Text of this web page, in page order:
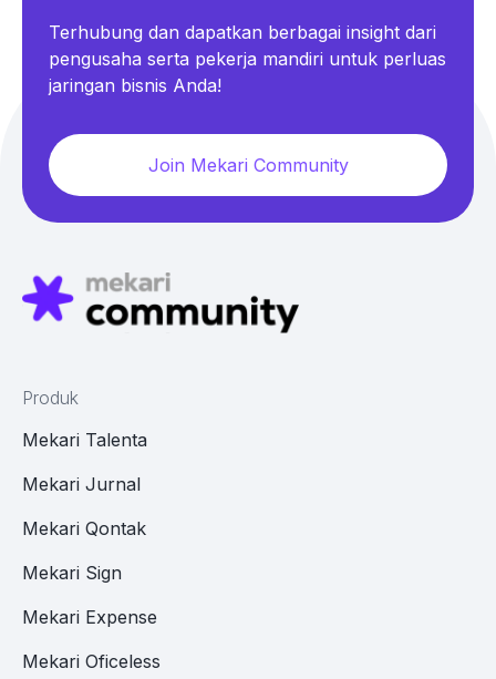
Terhubung dan dapatkan berbagai insight dari
pengusaha serta pekerja mandiri untuk perluas
jaringan bisnis Anda!
Join Mekari Community
Produk
Mekari Talenta
Mekari Jurnal
Mekari Qontak
Mekari Sign
Mekari Expense
Mekari Oficeless